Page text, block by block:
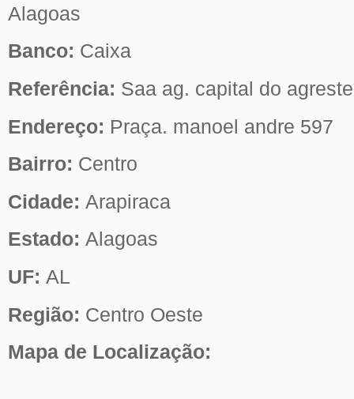
Alagoas
Banco: Caixa
Referência: Saa ag. capital do agreste
Endereço: Praça. manoel andre 597
Bairro: Centro
Cidade: Arapiraca
Estado: Alagoas
UF: AL
Região: Centro Oeste
Mapa de Localização: